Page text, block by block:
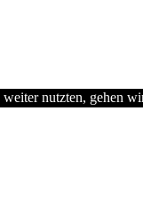
nutzten, gehen